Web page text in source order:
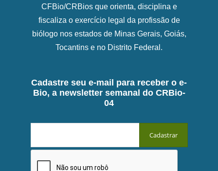
CFBio/CRBios que orienta, disciplina e
fiscaliza o exercício legal da profissão de
biólogo nos estados de Minas Gerais, Goiás,
Tocantins e no Distrito Federal.
Cadastre seu e-mail para receber o e-
Bio, a newsletter semanal do CRBio-
04